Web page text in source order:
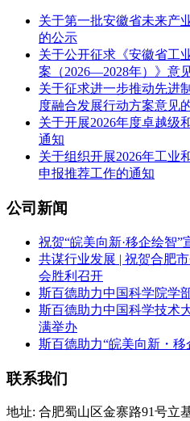
关于第一批安徽省未来产
的公示
关于公开征求《安徽省工
案（2026—2028年）》意
关于征求进一步推动先进
度融合发展行动方案意见
关于开展2026年度卓越级
通知
关于组织开展2026年工业
申报推荐工作的通知
公司新闻
祝贺“皖美向新·移企绘智”
共谋行业发展 | 祝贺合肥
会胜利召开
斯百德助力中国科学院学
斯百德助力中国科学技术
满举办
斯百德助力“皖美向新・
联系我们
地址: 合肥蜀山区金寨路91号立